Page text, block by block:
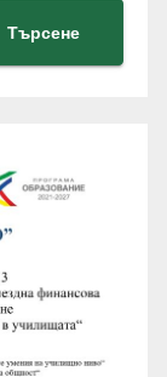
Търсене